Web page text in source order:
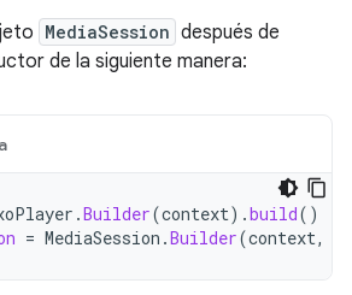
MediaSession después de
de la siguiente manera:
.Builder(context).build()
= MediaSession .Builder(context,